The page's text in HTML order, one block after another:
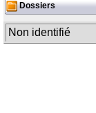
Dossiers
Non identifié